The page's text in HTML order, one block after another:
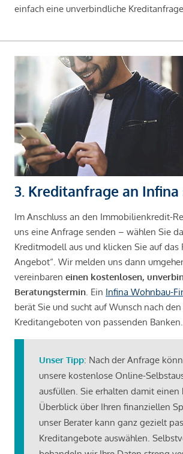
einfach eine unverbindliche
3. Kreditanfrage an Infina
Im Anschluss an den Immobilienkredit-
uns eine Anfrage senden – wählen Sie
Kreditmodell aus und klicken Sie auf das
Angebot“. Wir melden uns dann
vereinbaren einen kostenlosen,
Beratungstermin . Ein Infina Wohnbau-
berät Sie und sucht auf Wunsch nach
Kreditangeboten von passenden Banken.
Unser Tipp: Nach der Anfrage
unsere kostenlose Online-
ausfüllen. Sie erhalten damit einen
Überblick über Ihren finanziellen
unser Berater kann ganz gezielt
Kreditangebote auswählen.